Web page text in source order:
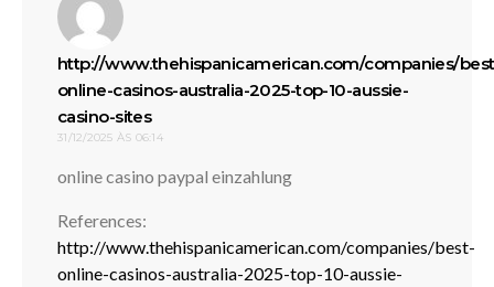
http://www.thehispanicamerican.com/companies/
online-casinos-australia-2025-top-10-aussie-
casino-sitesdisse:
31/12/2025 ÀS 06:14
online casino paypal einzahlung
References:
http://www.thehispanicamerican.com/companies/best-
online-casinos-australia-2025-top-10-aussie-